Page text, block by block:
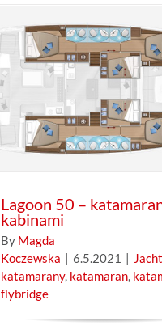
Lagoon 50 –
kabinami
By Magda
Koczewska | 6.5.2021 |
katamarany, katamaran,
flybridge